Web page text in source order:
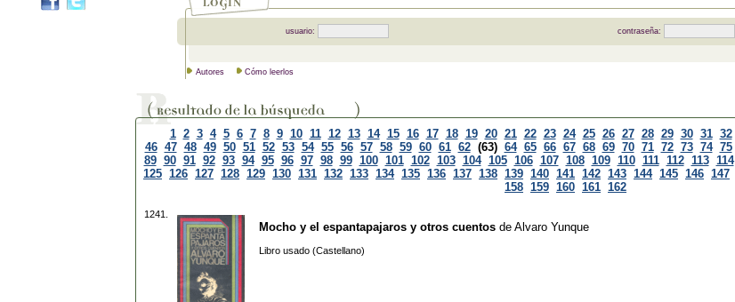
usuario: contraseña:
Autores Cómo leerlos
1 2 3 4 5 6 7 8 9 10 11 12 13 14 15 16 17 18 19 20 21 22 23 24 25 26 27 28 29 30 31 32
46 47 48 49 50 51 52 53 54 55 56 57 58 59 60 61 62 (63) 64 65 66 67 68 69 70 71 72 73 74 75
89 90 91 92 93 94 95 96 97 98 99 100 101 102 103 104 105 106 107 108 109 110 111 112 113 114
125 126 127 128 129 130 131 132 133 134 135 136 137 138 139 140 141 142 143 144 145 146 147
158 159 160 161 162
1241.
Mocho y el espantapajaros y otros cuentos de Alvaro Yunque
Libro usado (Castellano)